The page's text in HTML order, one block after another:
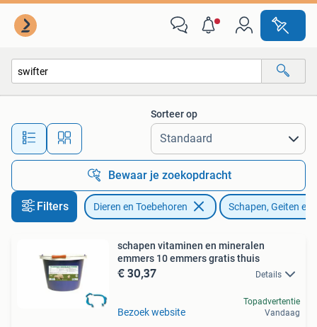
Alle afstanden…
Sorteer op
Bewaar je zoekopdracht
Filters Dieren en Toebehoren Schapen, Geiten en
schapen vitaminen en mineralen
emmers 10 emmers gratis thuis
€ 30,37 Details
Bezoek website
Topadvertentie
Vandaag